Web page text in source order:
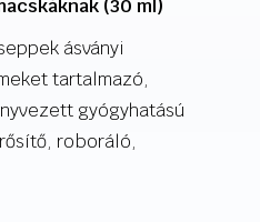
(30 ml)
ásványi
tartalmazó,
gyógyhatású
roboráló,